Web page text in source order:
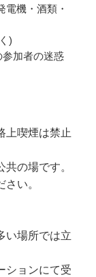
電機・酒類・
)
加者の迷惑
上喫煙は禁止
の場です。
い。
い場所では立
ションにて受